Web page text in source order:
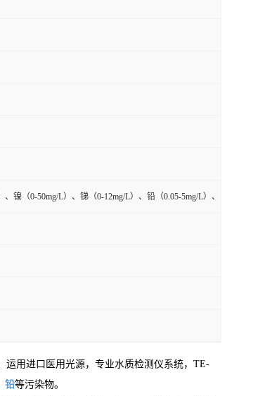
镍（0-50mg/L）、锑（0-12mg/L）、铅（0.05-5mg/L）、
用进口医用光源，专业水质检测仪系统， TE-
铅等污染物。